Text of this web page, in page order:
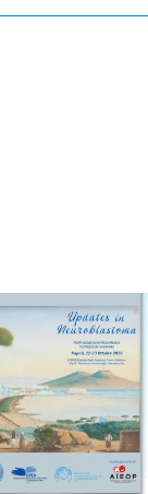
centro con
uovo